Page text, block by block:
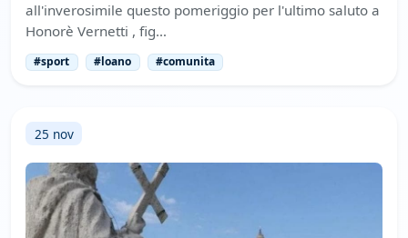
all'inverosimile questo pomeriggio per l'ultimo saluto a
Honorè Vernetti , fig…
#sport #loano #comunita
25 nov